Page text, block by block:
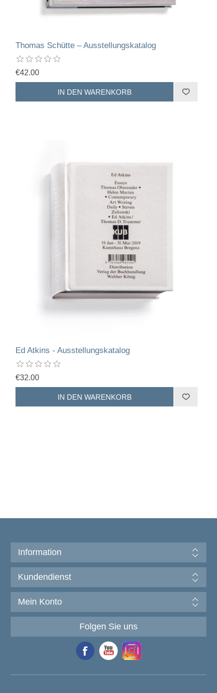
Thomas Schütte – Ausstellungskatalog
€42.00
Ed Atkins - Ausstellungskatalog
€32.00
Information
Kundendienst
Mein Konto
Folgen Sie uns